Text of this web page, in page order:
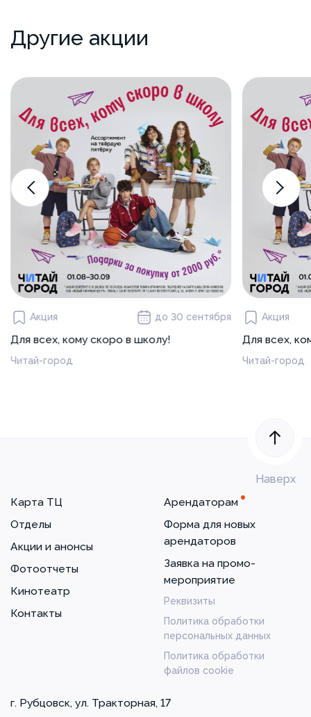
Другие акции
Акция до 30 сентября
Для всех, кому скоро в школу!
Читай-город
Акция
Для всех,
Читай-город
Наверх
Карта ТЦ
Отделы
Акции и анонсы
Фотоотчеты
Кинотеатр
Контакты
Арендаторам
Форма для новых
арендаторов
Заявка на промо-
мероприятие
Реквизиты
Политика обработки
персональных данных
Политика обработки
файлов cookie
г. Рубцовск, ул. Тракторная, 17